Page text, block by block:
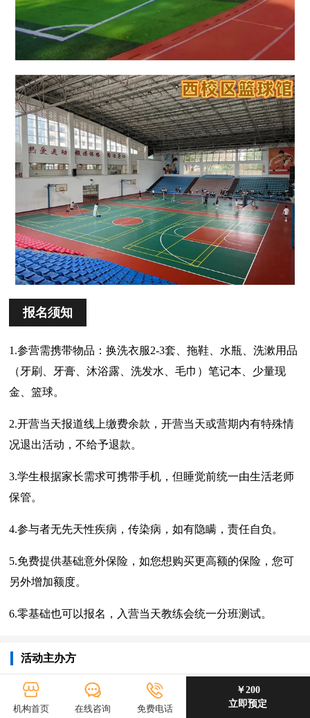
报名须知
1.参营需携带物品：换洗衣服2-3套、拖鞋、水瓶、洗漱用品
（牙刷、牙膏、沐浴露、洗发水、毛巾）笔记本、少量现
金、篮球。
2.开营当天报道线上缴费余款，开营当天或营期内有特殊情
况退出活动，不给予退款。
3.学生根据家长需求可携带手机，但睡觉前统一由生活老师
保管。
4.参与者无先天性疾病，传染病，如有隐瞒，责任自负。
5.免费提供基础意外保险，如您想购买更高额的保险，您可
另外增加额度。
6.零基础也可以报名，入营当天教练会统一分班测试。
活动主办方
飞赫篮球夏令营
机构首页 在线咨询 免费电话
￥200
立即预定